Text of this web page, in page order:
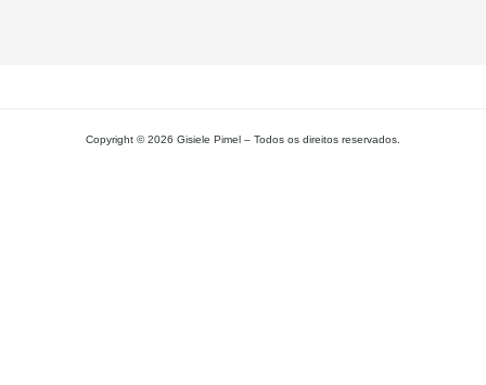
Copyright © 2026 Gisiele Pimel – Todos os direitos reservados.